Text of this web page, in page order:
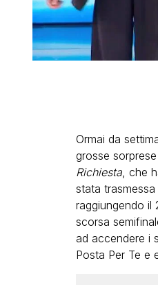
Ormai da
grosse
Richiesta, che
stata
raggiungendo il
scorsa
ad accendere i
Posta Per Te e